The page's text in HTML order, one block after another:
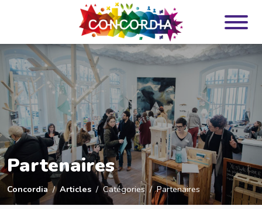
Partenaires
Concordia Articles Catégories Partenaires
Panneau de gestion des cookies